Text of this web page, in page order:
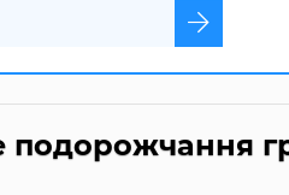
подорожчання